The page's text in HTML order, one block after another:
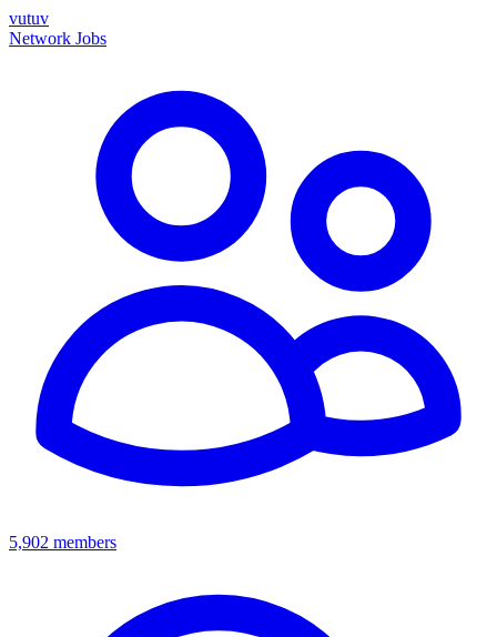
vutuv
Network Jobs
5,902 members